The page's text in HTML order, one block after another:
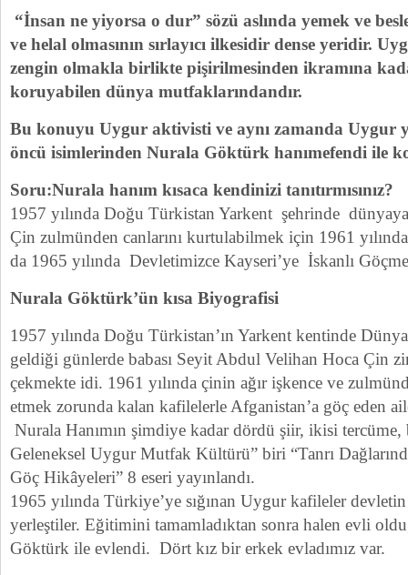
“İnsan ne yiyorsa o dur” sözü aslında yemek ve
ve helal olmasının sırlayıcı ilkesidir dense yeridir.
zengin olmakla birlikte pişirilmesinden ikramına
koruyabilen dünya mutfaklarındandır.
Bu konuyu Uygur aktivisti ve aynı zamanda Uygur
öncü isimlerinden Nurala Göktürk hanımefendi ile
Soru:Nurala hanım kısaca kendinizi tanıtırmısınız?
1957 yılında Doğu Türkistan Yarkent şehrinde
Çin zulmünden canlarını kurtulabilmek için 1961
da 1965 yılında Devletimizce Kayseri’ye İskanlı
Nurala Göktürk’ün kısa Biyografisi
1957 yılında Doğu Türkistan’ın Yarkent kentinde
geldiği günlerde babası Seyit Abdul Velihan Hoca Çin
çekmekte idi. 1961 yılında çinin ağır işkence ve
etmek zorunda kalan kafilelerle Afganistan’a göç eden
Nurala Hanımın şimdiye kadar dördü şiir, ikisi
Geleneksel Uygur Mutfak Kültürü” biri “Tanrı
Göç Hikâyeleri” 8 eseri yayınlandı.
1965 yılında Türkiye’ye sığınan Uygur kafileler
yerleştiler. Eğitimini tamamladıktan sonra halen evli
Göktürk ile evlendi. Dört kız bir erkek evladımız var.